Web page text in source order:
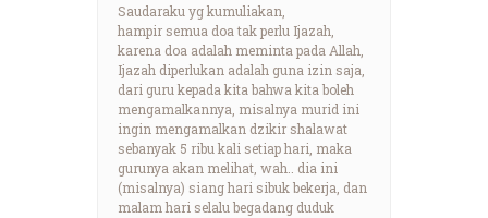
Saudaraku yg kumuliakan,
hampir semua doa tak perlu Ijazah,
karena doa adalah meminta pada Allah,
Ijazah diperlukan adalah guna izin saja,
dari guru kepada kita bahwa kita boleh
mengamalkannya, misalnya murid ini
ingin mengamalkan dzikir shalawat
sebanyak 5 ribu kali setiap hari, maka
gurunya akan melihat, wah.. dia ini
(misalnya) siang hari sibuk bekerja, dan
malam hari selalu begadang duduk